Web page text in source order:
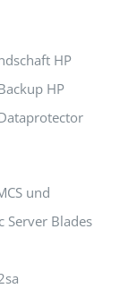
HP
HP
und
Server Blades